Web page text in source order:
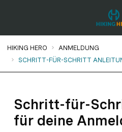
HIKING HERO
ANMELDUNG
SCHRITT-FÜR-SCHRITT
Schritt-für-
für deine